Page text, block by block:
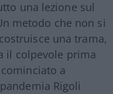
una lezione sul
metodo che non si
una trama,
il colpevole prima
a
Rigoli